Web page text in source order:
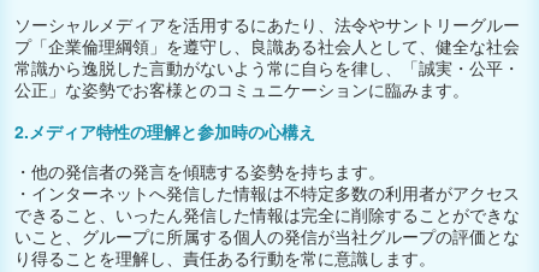
ソーシャルメディアを活用するにあたり、法令やサントリーグルー
プ「企業倫理綱領」を遵守し、良識ある社会人として、健全な社会
常識から逸脱した言動がないよう常に自らを律し、「誠実・公平・
公正」な姿勢でお客様とのコミュニケーションに臨みます。
2.メディア特性の理解と参加時の心構え
・他の発信者の発言を傾聴する姿勢を持ちます。
・インターネットへ発信した情報は不特定多数の利用者がアクセス
できること、いったん発信した情報は完全に削除することができな
いこと、グループに所属する個人の発信が当社グループの評価とな
り得ることを理解し、責任ある行動を常に意識します。